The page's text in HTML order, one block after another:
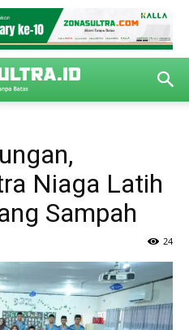
Niaga Latih
Sampah
24